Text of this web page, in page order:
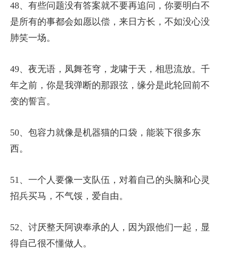
48、有些问题没有答案就不要再追问，你要明白不
是所有的事都会如愿以偿，来日方长，不如没心没
肺笑一场。
49、夜无语，凤舞苍穹，龙啸于天，相思流放。千
年之前，你是我弹断的那跟弦，缘分是此轮回前不
变的誓言。
50、包容力就像是机器猫的口袋，能装下很多东
西。
51、一个人要像一支队伍，对着自己的头脑和心灵
招兵买马，不气馁，爱自由。
52、讨厌整天阿谀奉承的人，因为跟他们一起，显
得自己很不懂做人。